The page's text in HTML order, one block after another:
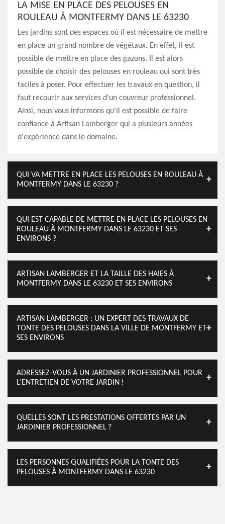
LA MISE EN PLACE DES PELOUSES EN
ROULEAU À MONTFERMY DANS LE 63230
Les jardins sont des espaces où il est nécessaire de mettre
en place un grand nombre de végétaux. En effet, il est
possible de mettre en place des gazons. Il est alors
possible de choisir des pelouses en rouleau qui sont très
faciles à poser. Pour effectuer les travaux en question, il
faut recourir aux services d'un couvreur professionnel.
Ainsi, nous vous informons qu'il est possible de faire
confiance à Artisan Lamberger qui a plusieurs années
d'expérience dans le domaine.
QUI VA METTRE EN PLACE LES PELOUSES EN ROULEAU À
MONTFERMY DANS LE 63230 ?
QUI EST CAPABLE DE METTRE EN PLACE LES PELOUSES EN
ROULEAU À MONTFERMY DANS LE 63230 ET SES
ENVIRONS ?
ARTISAN LAMBERGER ET LA TAILLE DES HAIES À
MONTFERMY DANS LE 63230 ET SES ENVIRONS
ARTISAN LAMBERGER : UN EXPERT DES TRAVAUX DE
TONTE DES PELOUSES DANS LA VILLE DE MONTFERMY ET
SES ENVIRONS
ADRESSEZ-VOUS À UN JARDINIER PROFESSIONNEL POUR
L’ENTRETIEN DE VOTRE JARDIN !
QUELLES SONT LES PRESTATIONS OFFERTES PAR UN
JARDINIER PROFESSIONNEL ?
LES PERSONNES QUALIFIÉES POUR LA TONTE DES
PELOUSES À MONTFERMY DANS LE 63230